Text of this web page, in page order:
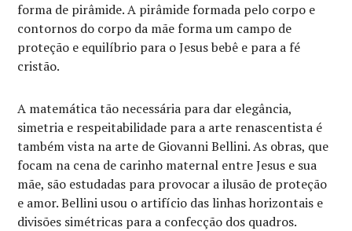
forma de pirâmide. A pirâmide formada pelo corpo e
contornos do corpo da mãe forma um campo de
proteção e equilíbrio para o Jesus bebê e para a fé
cristão.
A matemática tão necessária para dar elegância,
simetria e respeitabilidade para a arte renascentista é
também vista na arte de Giovanni Bellini. As obras, que
focam na cena de carinho maternal entre Jesus e sua
mãe, são estudadas para provocar a ilusão de proteção
e amor. Bellini usou o artifício das linhas horizontais e
divisões simétricas para a confecção dos quadros.